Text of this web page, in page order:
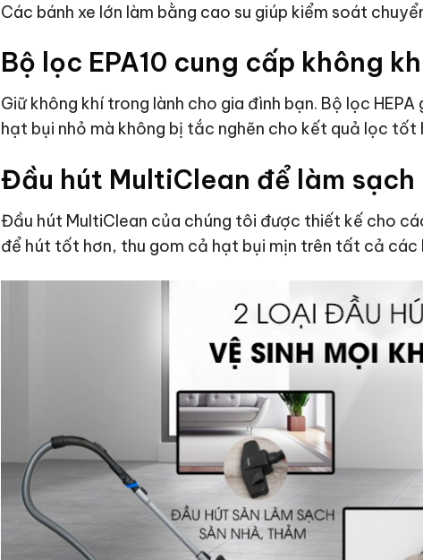
Các bánh xe lớn làm bằng cao su giúp kiểm soát
Bộ lọc EPA10 cung cấp không
Giữ không khí trong lành cho gia đình bạn. Bộ lọc
hạt bụi nhỏ mà không bị tắc nghẽn cho kết quả lọc tốt
Đầu hút MultiClean để làm sạch
Đầu hút MultiClean của chúng tôi được thiết kế cho
để hút tốt hơn, thu gom cả hạt bụi mịn trên tất cả các